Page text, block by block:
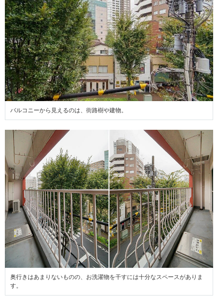
バルコニーから見えるのは、街路樹や建物。
奥行きはあまりないものの、お洗濯物を干すには十分なスペースがありま
す。